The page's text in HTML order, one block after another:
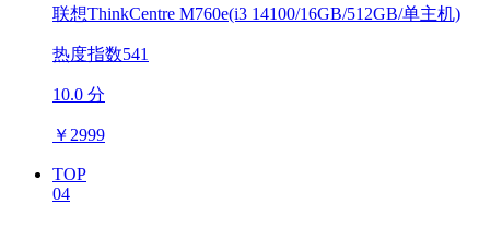
联想ThinkCentre M760e(i3 14100/16GB/512GB/单主机)
热度指数541
10.0 分
￥ 2999
TOP
04